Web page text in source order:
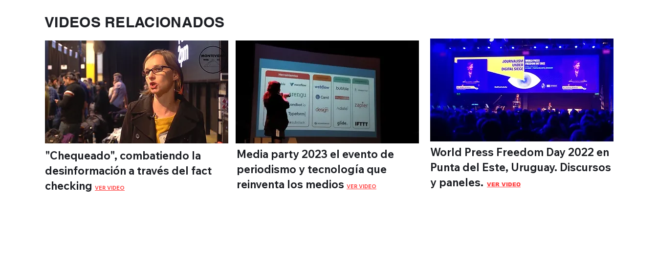
Media party 2023 el evento de
periodismo y tecnología que
reinventa los medios VER VIDEO
"Chequeado", combatiendo la
desinformación a través del fact
checking VER VIDEO
VIDEOS RELACIONADOS
World Press Freedom Day 2022 en
Punta del Este, Uruguay. Discursos
y paneles.
VER VIDEO